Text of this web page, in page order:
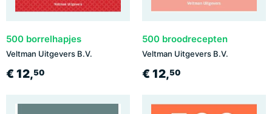
500 borrelhapjes
Veltman Uitgevers B.V.
€ 12,50
500 broodrecepten
Veltman Uitgevers B.V.
€ 12,50